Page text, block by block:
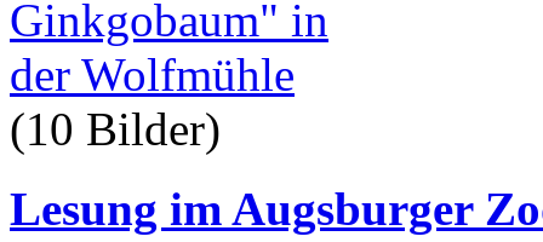
(10 Bilder)
Lesung im Augsburger